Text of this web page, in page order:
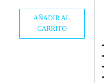
original
era:
$70.900.
AÑADIR AL
CARRITO